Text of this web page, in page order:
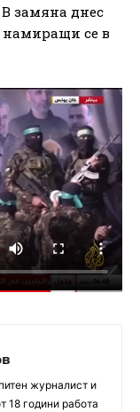
замяна днес
намиращи се в
журналист и
18 години работа